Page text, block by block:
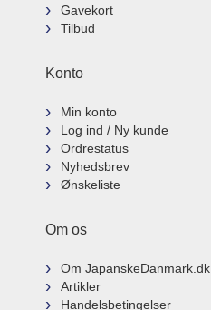
Gavekort
Tilbud
Konto
Min konto
Log ind / Ny kunde
Ordrestatus
Nyhedsbrev
Ønskeliste
Om os
Om JapanskeDanmark.dk
Artikler
Handelsbetingelser